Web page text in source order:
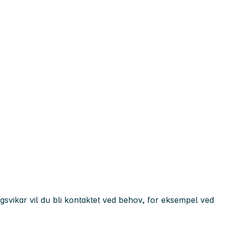
vil du bli kontaktet ved behov, for eksempel ved